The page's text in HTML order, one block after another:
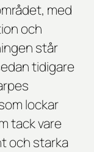
med
och
står
tidigare
lockar
tack vare
och starka